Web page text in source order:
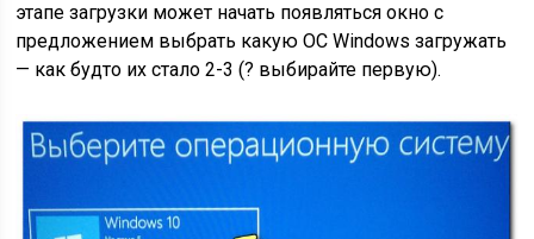
этапе загрузки может начать появляться окно с
предложением выбрать какую ОС Windows загружать
— как будто их стало 2-3 (? выбирайте первую).